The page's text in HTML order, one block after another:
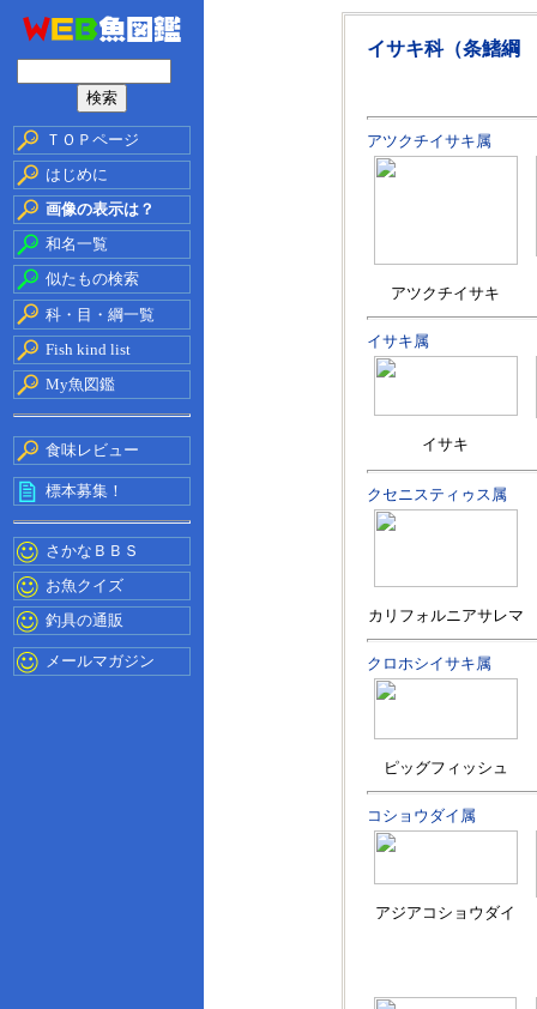
ＴＯＰページ
はじめに
画像の表示は？
和名一覧
似たもの検索
科・目・綱一覧
Fish kind list
My魚図鑑
食味レビュー
標本募集！
さかなＢＢＳ
お魚クイズ
釣具の通販
メールマガジン
イサキ科（条鰭綱
アツクチイサキ属
アツクチイサキ
イサキ属
イサキ
クセニスティゥス属
カリフォルニアサレマ
クロホシイサキ属
ピッグフィッシュ
コショウダイ属
アジアコショウダイ